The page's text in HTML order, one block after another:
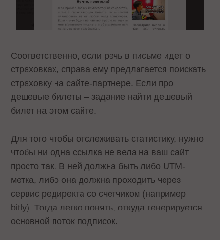
Соответственно, если речь в письме идет о
страховках, справа ему предлагается поискать
страховку на сайте-партнере. Если про
дешевые билеты – задание найти дешевый
билет на этом сайте.
Для того чтобы отслеживать статистику, нужно
чтобы ни одна ссылка не вела на ваш сайт
просто так. В ней должна быть либо UTM-
метка, либо она должна проходить через
сервис редиректа со счетчиком (например
bitly). Тогда легко понять, откуда генерируется
основной поток подписок.